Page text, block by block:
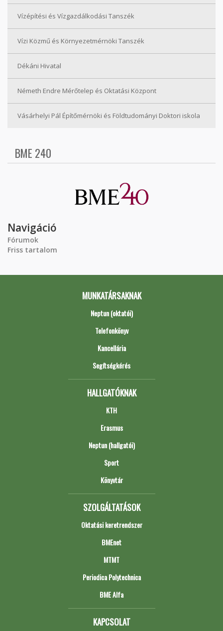
Vízépítési és Vízgazdálkodási Tanszék
Vízi Közmű és Környezetmérnöki Tanszék
Dékáni Hivatal
Németh Endre Mérőtelep és Oktatási Központ
Vásárhelyi Pál Építőmérnöki és Földtudományi Doktori iskola
BME 240
Navigáció
Fórumok
Friss tartalom
MUNKATÁRSAKNAK
Neptun (oktatói)
Telefonkönyv
Kancellária
Segítségkérés
HALLGATÓKNAK
KTH
Erasmus
Neptun (hallgatói)
Sport
Könyvtár
SZOLGÁLTATÁSOK
Oktatási keretrendszer
BMEnet
MTMT
Periodica Polytechnica
BME Alfa
KAPCSOLAT